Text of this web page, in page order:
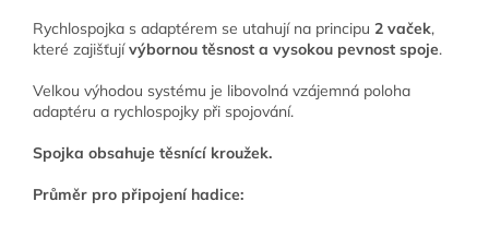
Rychlospojka s adaptérem se utahují na principu 2 vaček,
které zajišťujívýbornou těsnost a vysokou pevnost spoje.
Velkou výhodou systému je libovolná vzájemná poloha
adaptéru a rychlospojky při spojování.
Spojka obsahuje těsnící kroužek.
Průměr pro připojení hadice: